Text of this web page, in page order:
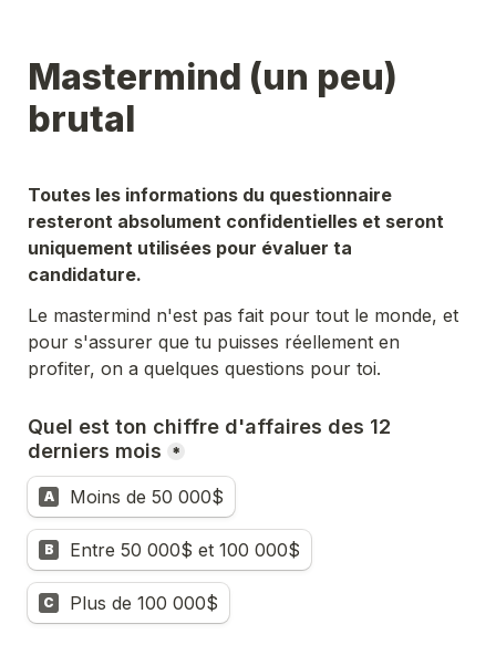
Mastermind (un peu)
brutal
Toutes les informations du questionnaire
resteront absolument confidentielles et seront
uniquement utilisées pour évaluer ta
candidature.
Le mastermind n'est pas fait pour tout le monde, et
pour s'assurer que tu puisses réellement en
profiter, on a quelques questions pour toi.
Quel est ton chiffre d'affaires des 12
derniers mois
*
A Moins de 50 000$
B Entre 50 000$ et 100 000$
C Plus de 100 000$